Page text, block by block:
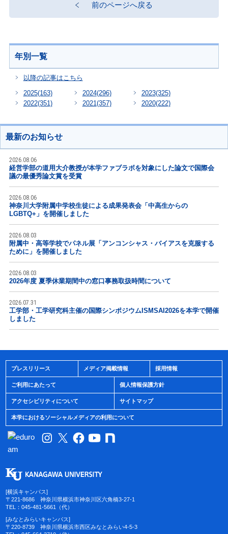
前のページへ戻る
年別一覧
以降の記事はこちら
2025(163) 2024(296) 2023(325)
2022(351) 2021(357) 2020(222)
最新のお知らせ
2026.08.06
経営学部の道用大介教授が本学ファブラボを対象にした論文で国際会
議の最優秀論文賞を受賞
2026.08.06
神奈川大学附属中学校生徒による成果発表会「中高生からの
LGBTQ+」を開催しました
2026.08.03
附属中・高等学校でパネル展「アンコンシャス・バイアスを克服する
ために」を開催しました
2026.08.03
2026年度 夏季休業期間中の窓口事務取扱時間について
2026.07.31
工学部・工学研究科主催の国際シンポジウムISMSAI2026を本学で開催
しました
プレスリリース メディア掲載情報 採用情報
ご利用にあたって 個人情報保護方針
アクセシビリティについて サイトマップ
本学におけるソーシャルメディアの利用について
[横浜キャンパス]
〒221-8686 神奈川県横浜市神奈川区六角橋3-27-1
TEL：045-481-5661（代）
[みなとみらいキャンパス]
〒220-8739 神奈川県横浜市西区みなとみらい4-5-3